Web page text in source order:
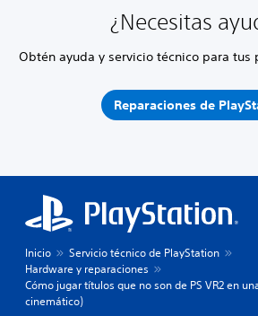
¿Necesitas
Obtén ayuda y servicio técnico para tus
Reparaciones de
Inicio
Servicio técnico de PlayStation
Hardware y reparaciones
Cómo jugar títulos que no son de PS VR2 en
cinemático)